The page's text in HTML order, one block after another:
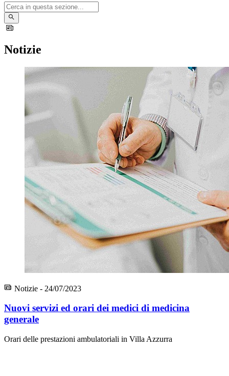
Notizie
Notizie - 24/07/2023
Nuovi servizi ed orari dei medici di medicina
generale
Orari delle prestazioni ambulatoriali in Villa Azzurra